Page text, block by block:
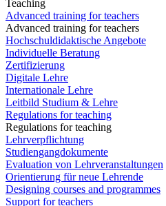
Teaching
Advanced training for teachers
Advanced training for teachers
Hochschuldidaktische Angebote
Individuelle Beratung
Zertifizierung
Digitale Lehre
Internationale Lehre
Leitbild Studium & Lehre
Regulations for teaching
Regulations for teaching
Lehrverpflichtung
Studiengangdokumente
Evaluation von Lehrveranstaltungen
Orientierung für neue Lehrende
Designing courses and programmes
Support for teachers